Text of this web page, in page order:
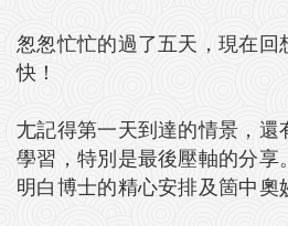
怱怱忙忙的過了五天，現在回
快！
尢記得第一天到達的情景，還
學習，特別是最後壓軸的分享
明白博士的精心安排及箇中奧